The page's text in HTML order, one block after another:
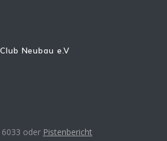
Neubau e.V
6033 oder Pistenbericht